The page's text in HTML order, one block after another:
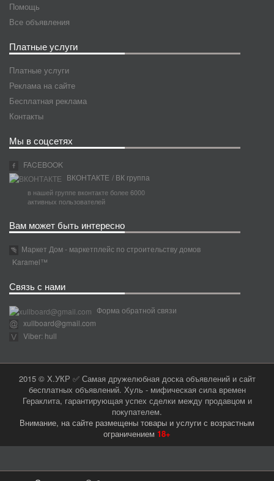
Помощь
Все объявления
Платные услуги
Платные услуги
Реклама на сайте
Бесплатная реклама
Контакты
Мы в соцсетях
FACEBOOK
ВКОНТАКТЕ / ВК группа
в нашей группе вконтакте более 6000
активных пользователей
Вам может быть интересно
Маркет Дом - маркетплейс по строительству домов
Karamel™
Связь с нами
Форма обратной связи
xullboard@gmail.com
Viber: hull
2015 © Х.УКР ✅ Самая дружелюбная доска объявлений и сайт
бесплатных объявлений. Хуль - мифическая сила времен
Гераклита, гарантирующая успех сделки между продавцом и
покупателем.
Внимание, на сайте размещены товары и услуги с возрастным
ограничением 18+